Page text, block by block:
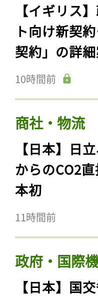
【イギリス
ト向け新契
契約」の詳
10時間前
商社・物流
【日本】日
からのCO2
本初
11時間前
政府・国際
【日本】国